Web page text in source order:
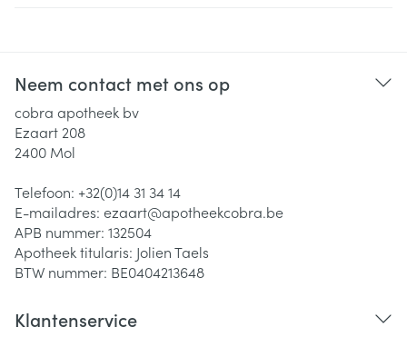
Neem contact met ons op
cobra apotheek bv
Ezaart 208
2400 Mol
Telefoon: +32(0)14 31 34 14
E-mailadres: ezaart@apotheekcobra.be
APB nummer: 132504
Apotheek titularis: Jolien Taels
BTW nummer: BE0404213648
Klantenservice